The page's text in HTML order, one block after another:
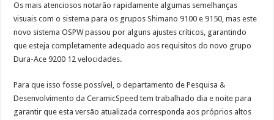
Os mais atenciosos notarão rapidamente algumas semelhanças
visuais com o sistema para os grupos Shimano 9100 e 9150, mas este
novo sistema OSPW passou por alguns ajustes críticos, garantindo
que esteja completamente adequado aos requisitos do novo grupo
Dura-Ace 9200 12 velocidades.
Para que isso fosse possível, o departamento de Pesquisa &
Desenvolvimento da CeramicSpeed tem trabalhado dia e noite para
garantir que esta versão atualizada corresponda aos próprios altos